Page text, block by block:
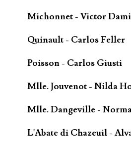
Michonnet - Victor
Quinault - Carlos Feller
Poisson - Carlos Giusti
Mlle. Jouvenot - Nilda
Mlle. Dangeville -
L'Abate di Chazeuil -